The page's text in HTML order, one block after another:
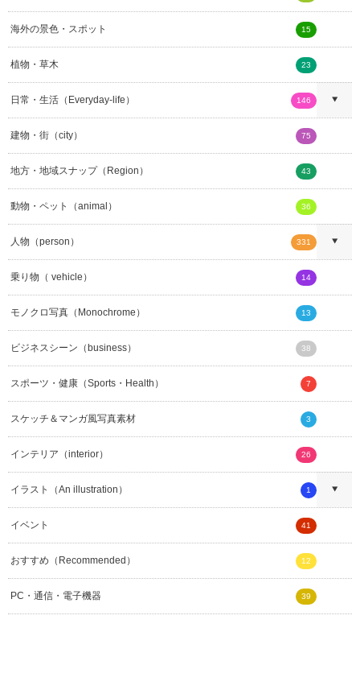
海外の景色・スポット 15
植物・草木 23
日常・生活（Everyday-life） 146
建物・街（city） 75
地方・地域スナップ（Region） 43
動物・ペット（animal） 36
人物（person） 331
乗り物（ vehicle） 14
モノクロ写真（Monochrome） 13
ビジネスシーン（business） 38
スポーツ・健康（Sports・Health） 7
スケッチ＆マンガ風写真素材 3
インテリア（interior） 26
イラスト（An illustration） 1
イベント 41
おすすめ（Recommended） 12
PC・通信・電子機器 39